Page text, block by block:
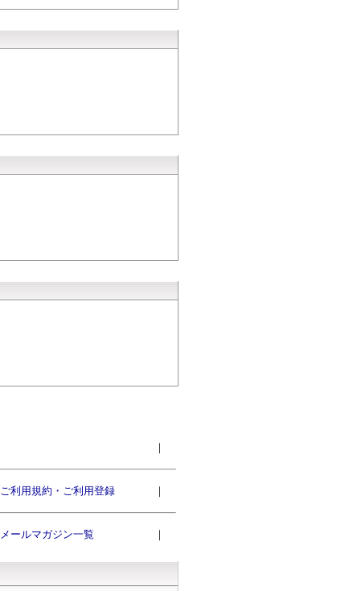
｜
ご利用規約・ご利用登録 ｜
メールマガジン一覧 ｜